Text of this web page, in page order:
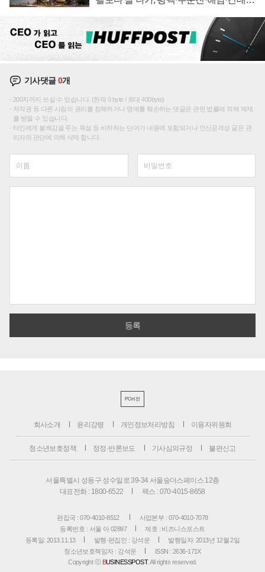
기사댓글0개
200자까지 쓰실 수 있습니다. (현재 0 byte / 최대 400byte)
저작권 등 다른 사람의 권리를 침해하거나 명예를 훼손하는 댓글은 관련 법률에 의해 제재
를 받을 수 있습니다.
타인에게 불쾌감을 주는 욕설 등 비하하는 단어가 내용에 포함되거나 인신공격성 글은 관
리자의 판단에 의해 삭제 합니다.
PC버전
회사소개 윤리강령 개인정보처리방침 이용자위원회
청소년보호정책 정정·반론보도 기사심의규정 불편신고
서울특별시 성동구 성수일로 39-34 서울숲더스페이스 12층
대표전화 : 1800-6522
팩스 : 070-4015-8658
편집국 : 070-4010-8512
사업본부 : 070-4010-7078
등록번호 : 서울 아 02897
제호 : 비즈니스포스트
등록일: 2013.11.13
발행·편집인 : 강석운
발행일자: 2013년 12월 2일
청소년보호책임자 : 강석운
ISSN : 2636-171X
Copyright ⓒ BUSINESSPOST. All rights reserved.